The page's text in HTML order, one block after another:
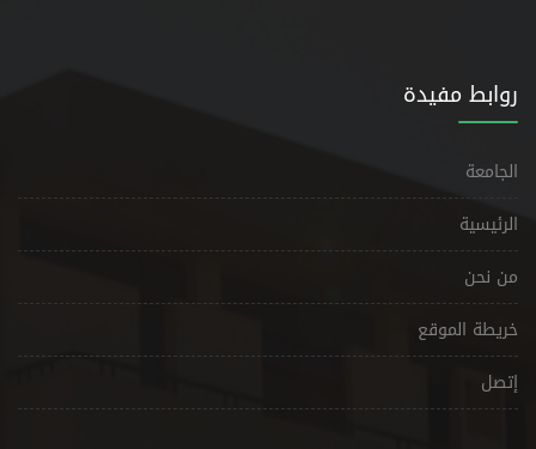
روابط مفيدة
الجامعة
الرئيسية
من نحن
خريطة الموقع
إتصل